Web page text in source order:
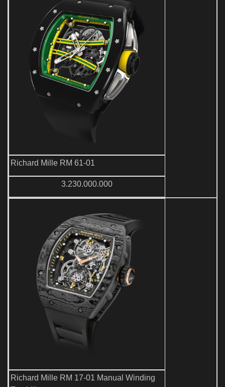
Richard Mille RM 61-01
3.230.000.000
Richard Mille RM 17-01 Manual Winding